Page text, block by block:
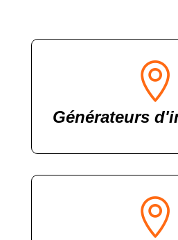

Générateurs
